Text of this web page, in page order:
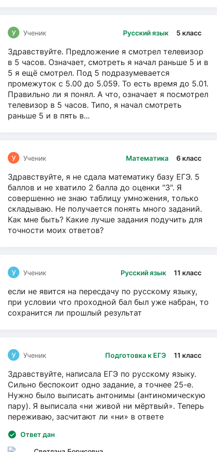
Русский язык 5 класс
У Ученик
Здравствуйте. Предложение я смотрел телевизор
в 5 часов. Означает, смотреть я начал раньше 5 и в
5 я ещё смотрел. Под 5 подразумевается
промежуток с 5.00 до 5.059. То есть время до 5.01.
Правильно ли я понял. А что, означает я посмотрел
телевизор в 5 часов. Типо, я начал смотреть
раньше 5 и в пять в...
Математика 6 класс
У Ученик
Здравствуйте, я не сдала математику базу ЕГЭ. 5
баллов и не хватило 2 балла до оценки "3". Я
совершенно не знаю таблицу умножения, только
складываю. Не получается понять много заданий.
Как мне быть? Какие лучше задания подучить для
точности моих ответов?
Русский язык 11 класс
У Ученик
если не явится на пересдачу по русскому языку,
при условии что проходной бал был уже набран, то
сохранится ли прошлый результат
Подготовка к ЕГЭ 11 класс
У Ученик
Здравствуйте, написала ЕГЭ по русскому языку.
Сильно беспокоит одно задание, а точнее 25-е.
Нужно было выписать антонимы (антиномическую
пару). Я выписала «ни живой ни мёртвый». Теперь
переживаю, засчитают ли «ни» в ответе
Ответ дан